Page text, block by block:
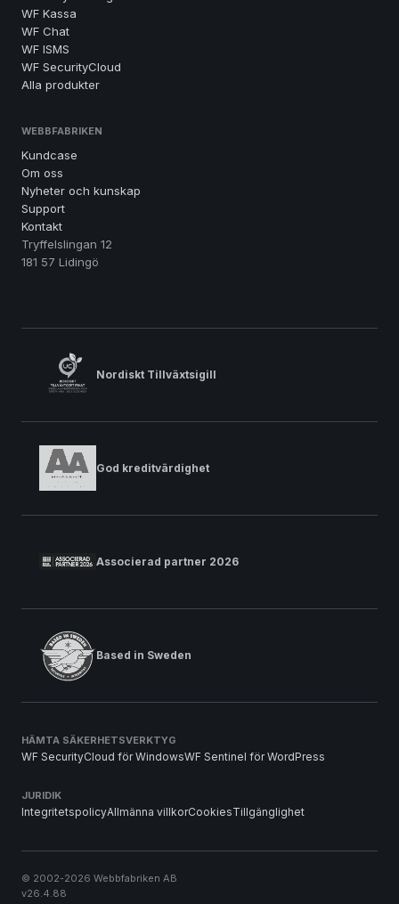
WF Kassa
WF Chat
WF ISMS
WF SecurityCloud
Alla produkter
WEBBFABRIKEN
Kundcase
Om oss
Nyheter och kunskap
Support
Kontakt
Tryffelslingan 12
181 57 Lidingö
Nordiskt Tillväxtsigill
God kreditvärdighet
Associerad partner 2026
Based in Sweden
HÄMTA SÄKERHETSVERKTYG
WF SecurityCloud för WindowsWF Sentinel för WordPress
JURIDIK
IntegritetspolicyAllmänna villkorCookiesTillgänglighet
© 2002-2026 Webbfabriken AB
v26.4.88